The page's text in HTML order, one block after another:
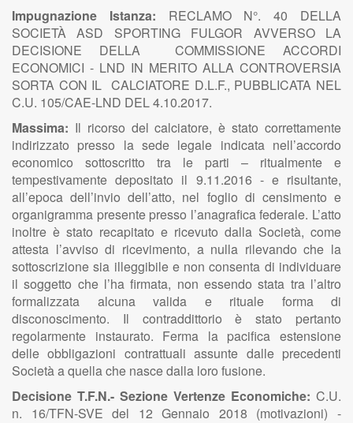
Impugnazione Istanza: RECLAMO N°. 40 DELLA
SOCIETÀ ASD SPORTING FULGOR AVVERSO LA
DECISIONE DELLA COMMISSIONE ACCORDI
ECONOMICI - LND IN MERITO ALLA CONTROVERSIA
SORTA CON IL CALCIATORE D.L.F., PUBBLICATA NEL
C.U. 105/CAE-LND DEL 4.10.2017.
Massima: Il ricorso del calciatore, è stato correttamente
indirizzato presso la sede legale indicata nell’accordo
economico sottoscritto tra le parti – ritualmente e
tempestivamente depositato il 9.11.2016 - e risultante,
all’epoca dell’invio dell’atto, nel foglio di censimento e
organigramma presente presso l’anagrafica federale. L’atto
inoltre è stato recapitato e ricevuto dalla Società, come
attesta l’avviso di ricevimento, a nulla rilevando che la
sottoscrizione sia illeggibile e non consenta di individuare
il soggetto che l’ha firmata, non essendo stata tra l’altro
formalizzata alcuna valida e rituale forma di
disconoscimento. Il contraddittorio è stato pertanto
regolarmente instaurato. Ferma la pacifica estensione
delle obbligazioni contrattuali assunte dalle precedenti
Società a quella che nasce dalla loro fusione.
Decisione T.F.N.- Sezione Vertenze Economiche: C.U.
n. 16/TFN-SVE del 12 Gennaio 2018 (motivazioni) -